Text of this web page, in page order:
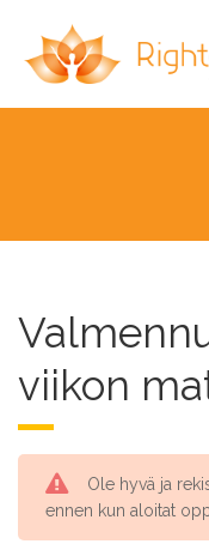
viikon
Ole hyvä ja
ennen kun aloitat